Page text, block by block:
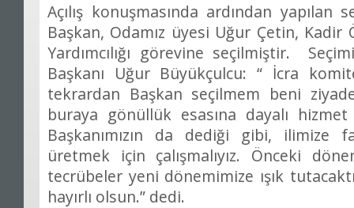
Açılış konuşmasında ardından
Başkan, Odamız üyesi Uğur Çetin, Kadir
Yardımcılığı görevine seçilmiştir.
Başkanı Uğur Büyükçulcu: “ İcra
tekrardan Başkan seçilmem beni
buraya gönüllük esasına dayalı
Başkanımızın da dediği gibi, ilimize
üretmek için çalışmalıyız. Önceki
tecrübeler yeni dönemimize ışık
hayırlı olsun.” dedi.